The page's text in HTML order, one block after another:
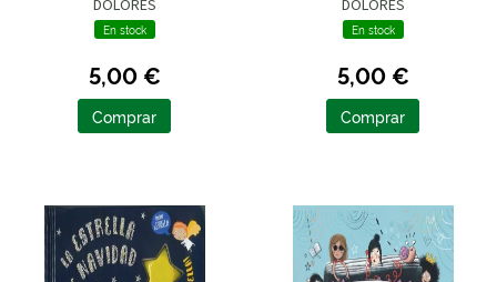
DOLORES
En stock
5,00 €
Comprar
DOLORES
En stock
5,00 €
Comprar